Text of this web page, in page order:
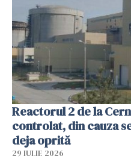
Reactorul 2 de la
controlat, din cauza
deja oprită
29 IULIE 2026